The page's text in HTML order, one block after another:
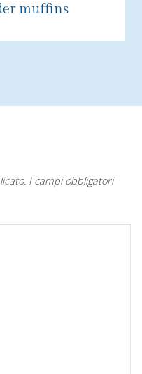
muffins
I campi obbligatori